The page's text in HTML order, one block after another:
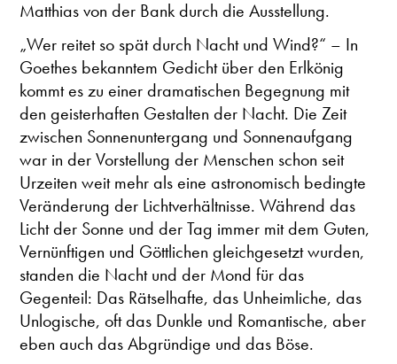
Matthias von der Bank durch die Ausstellung.
„Wer reitet so spät durch Nacht und Wind?“ – In
Goethes bekanntem Gedicht über den Erlkönig
kommt es zu einer dramatischen Begegnung mit
den geisterhaften Gestalten der Nacht. Die Zeit
zwischen Sonnenuntergang und Sonnenaufgang
war in der Vorstellung der Menschen schon seit
Urzeiten weit mehr als eine astronomisch bedingte
Veränderung der Lichtverhältnisse. Während das
Licht der Sonne und der Tag immer mit dem Guten,
Vernünftigen und Göttlichen gleichgesetzt wurden,
standen die Nacht und der Mond für das
Gegenteil: Das Rätselhafte, das Unheimliche, das
Unlogische, oft das Dunkle und Romantische, aber
eben auch das Abgründige und das Böse.